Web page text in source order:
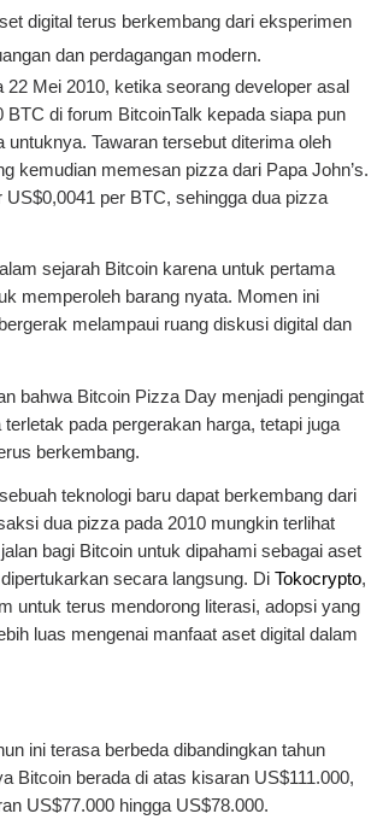
digital terus berkembang dari eksperimen
dan perdagangan modern.
Mei 2010, ketika seorang developer asal
di forum BitcoinTalk kepada siapa pun
Tawaran tersebut diterima oleh
kemudian memesan pizza dari Papa John’s.
per BTC, sehingga dua pizza
sejarah Bitcoin karena untuk pertama
memperoleh barang nyata. Momen ini
melampaui ruang diskusi digital dan
bahwa Bitcoin Pizza Day menjadi pengingat
pada pergerakan harga, tetapi juga
berkembang.
teknologi baru dapat berkembang dari
dua pizza pada 2010 mungkin terlihat
bagi Bitcoin untuk dipahami sebagai aset
secara langsung. Di Tokocrypto,
untuk terus mendorong literasi, adopsi yang
luas mengenai manfaat aset digital dalam
ini terasa berbeda dibandingkan tahun
Bitcoin berada di atas kisaran US$111.000,
US$77.000 hingga US$78.000.